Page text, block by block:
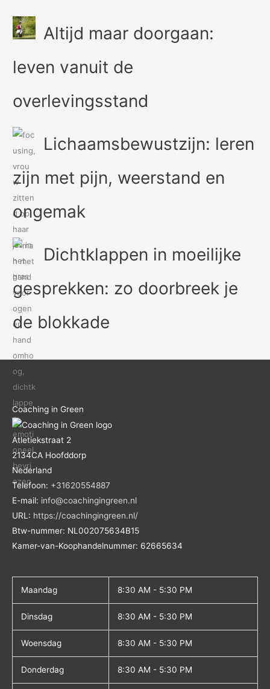
Altijd maar doorgaan:
leven vanuit de
overlevingsstand
Lichaamsbewustzijn: leren
zijn met pijn, weerstand en
ongemak
Dichtklappen in moeilijke
gesprekken: zo doorbreek je
de blokkade
Coaching in Green
Atletiekstraat 2
2134CA Hoofddorp
Nederland
Telefoon: +31620554887
E-mail: info@coachingingreen.nl
URL: https://coachingingreen.nl/
Btw-nummer: NL002075634B15
Kamer-van-Koophandelnummer: 62665634
Maandag 8:30 AM - 5:30 PM
Dinsdag 8:30 AM - 5:30 PM
Woensdag 8:30 AM - 5:30 PM
Donderdag 8:30 AM - 5:30 PM